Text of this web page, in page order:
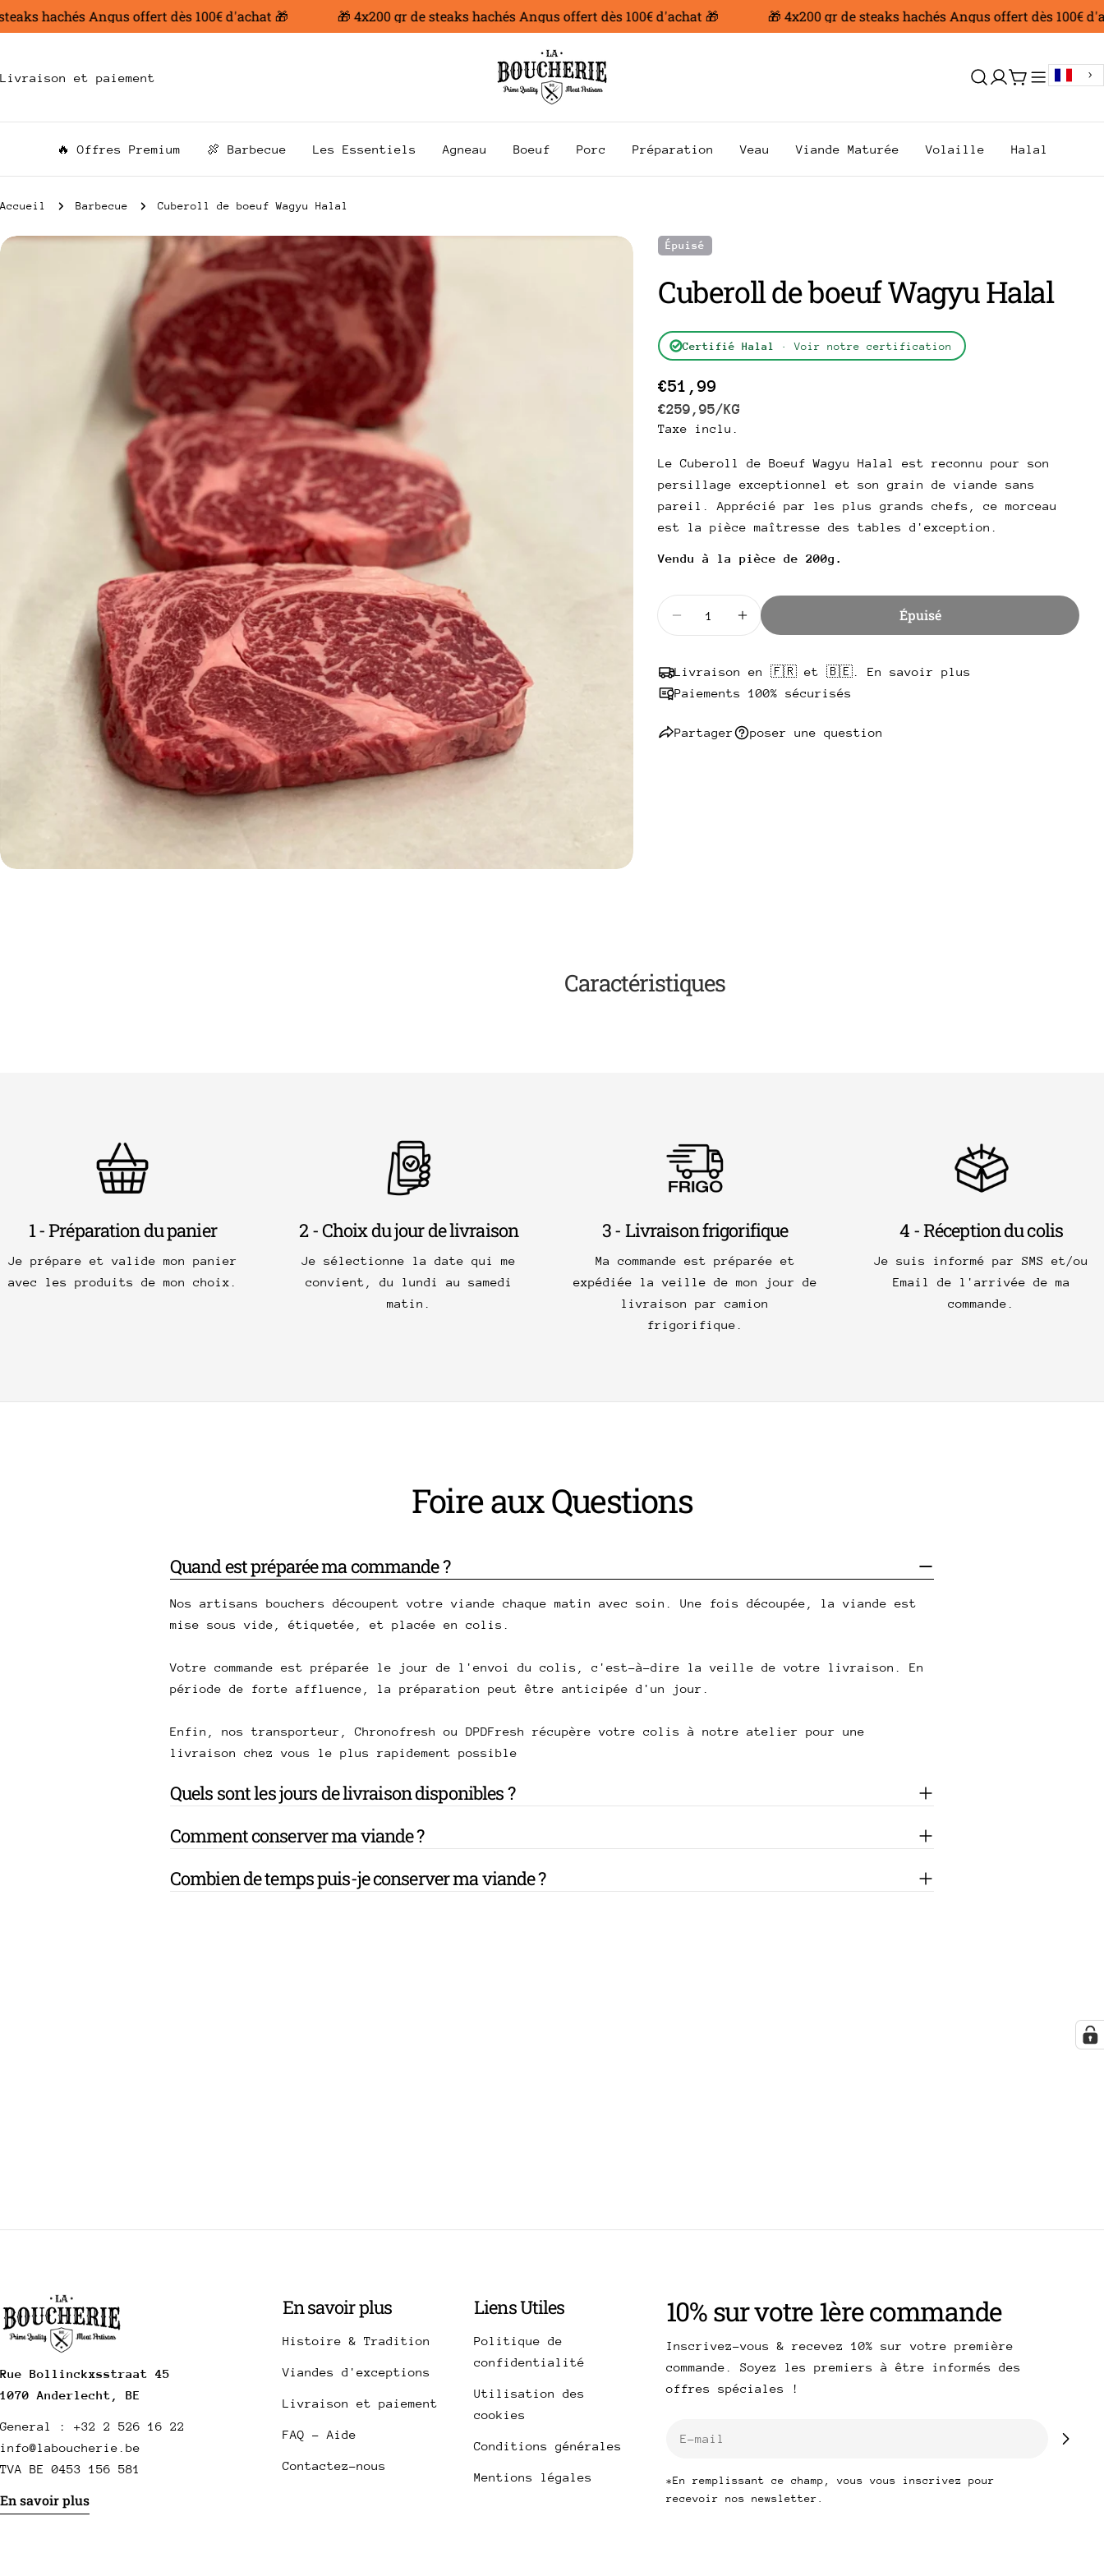
Aller
au
hachés Angus offert dès 100€ d'achat 🎁 🎁 4x200 gr de steaks hachés Angus offert dès 100€ d'achat 🎁 🎁 4x200 gr de steaks hachés Angus offert dès 100€
Livraison et paiement
Se
Chariot
🔥 Offres Premium 🍖 Barbecue Les Essentiels Agneau Boeuf Porc Préparation Veau Viande Maturée Volaille Halal
Accueil Barbecue Cuberoll de boeuf Wagyu Halal
Passer
le média 0 en mode modal
Épuisé
Cuberoll de boeuf Wagyu Halal
Certifié Halal · Voir notre certification
Prix
​​
habituel
€51,99
PRIX
€259,95/PAR
KG
Taxe inclu.
Le Cuberoll de Boeuf Wagyu Halal est reconnu pour son
persillage exceptionnel et son grain de viande sans
pareil. Apprécié par les plus grands chefs, ce morceau
est la pièce maîtresse des tables d'exception.
Vendu à la pièce de 200g.
Diminuer la quantité pour Cuberoll de boeuf Wagyu Halal
Augmenter la quantité pour Cuberoll de boeuf
Épuisé
Livraison en 🇫🇷 et 🇧🇪. En savoir plus
Paiements 100% sécurisés
Partager
Partager ce produit
Partager
sur
Facebook
poser une question
nom
Votre
email
Votre
Envoyer une question
Caractéristiques
1 - Préparation du panier
Je prépare et valide mon panier
avec les produits de mon choix.
2 - Choix du jour de livraison
Je sélectionne la date qui me
convient, du lundi au samedi
matin.
3 - Livraison frigorifique
Ma commande est préparée et
expédiée la veille de mon jour de
livraison par camion
frigorifique.
4 - Réception du colis
Je suis informé par SMS et/ou
Email de l'arrivée de ma
commande.
Foire aux Questions
Quand est préparée ma commande ?
Nos artisans bouchers découpent votre viande chaque matin avec soin. Une fois découpée, la viande est
mise sous vide, étiquetée, et placée en colis.
Votre commande est préparée le jour de l'envoi du colis, c'est-à-dire la veille de votre livraison. En
période de forte affluence, la préparation peut être anticipée d'un jour.
Enfin, nos transporteur, Chronofresh ou DPDFresh récupère votre colis à notre atelier pour une
livraison chez vous le plus rapidement possible
Quels sont les jours de livraison disponibles ?
Comment conserver ma viande ?
Combien de temps puis-je conserver ma viande ?
Rue Bollinckxsstraat 45
1070 Anderlecht, BE
General : +32 2 526 16 22
info@laboucherie.be
TVA BE 0453 156 581
En savoir plus
En savoir plus
Histoire & Tradition
Viandes d'exceptions
Livraison et paiement
FAQ - Aide
Contactez-nous
Liens Utiles
Politique de
confidentialité
Utilisation des
cookies
Conditions générales
Mentions légales
10% sur votre 1ère commande
Inscrivez-vous & recevez 10% sur votre première
commande. Soyez les premiers à être informés des
offres spéciales !
*En remplissant ce champ, vous vous inscrivez pour
recevoir nos newsletter.